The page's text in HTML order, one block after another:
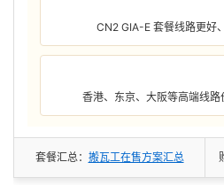
CN2 GIA-E 套餐线路更好
香港、东京、大阪等高端线
套餐汇总： 搬瓦工在售方案汇总